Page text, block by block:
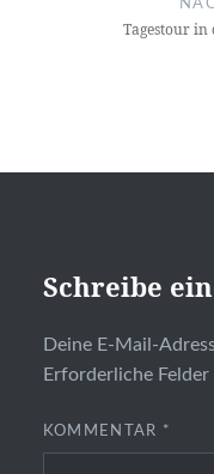
Tagestour in
Schreibe
Deine E-Mail-
Erforderliche
KOMMENTAR *